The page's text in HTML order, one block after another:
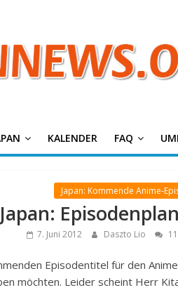
KALENDER FAQ
Japan: Kommende Anime-
Japan:
7. Juni 2012 Daszto Lio
Episodentitel für den
möchten. Leider scheint Herr